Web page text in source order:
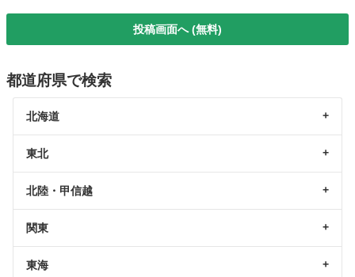
投稿画面へ (無料)
都道府県で検索
北海道
東北
北陸・甲信越
関東
東海